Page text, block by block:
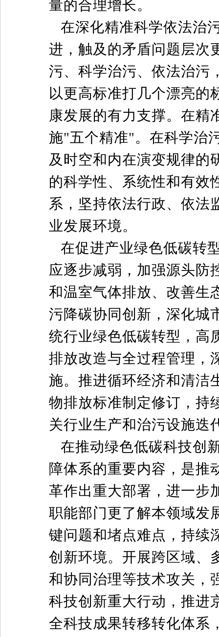
量的合理增长。
在深化精准科学依法治
进，触及的矛盾问题层次
污、科学治污、依法治污
以更高标准打几个漂亮的
康发展的有力支撑。在精
施"五个精准"。在科学治
及时空和内在演变规律的
的科学性、系统性和有效
系，坚持依法行政、依法
业发展环境。
在促进产业绿色低碳转
应逐步减弱，加强源头防
和温室气体排放、改善生
污降碳协同创新，深化城
统行业绿色低碳转型，高
排放改造与全过程管理，
施。推进循环经济和清洁
物排放标准制定修订，持
关行业生产和治污设施迭
在推动绿色低碳科技创
障体系的重要内容，是推
革作出重大部署，进一步
职能部门更了解本领域发
键问题和堵点难点，持续
创新环境。开展跨区域、
和协同治理等技术攻关，
科技创新重大行动，推进
全科技成果转移转化体系